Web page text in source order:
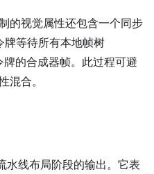
的视觉属性还包含一个同步
牌等待所有本地帧树
的合成器帧。此过程可避
混合。
线布局阶段的输出。它表